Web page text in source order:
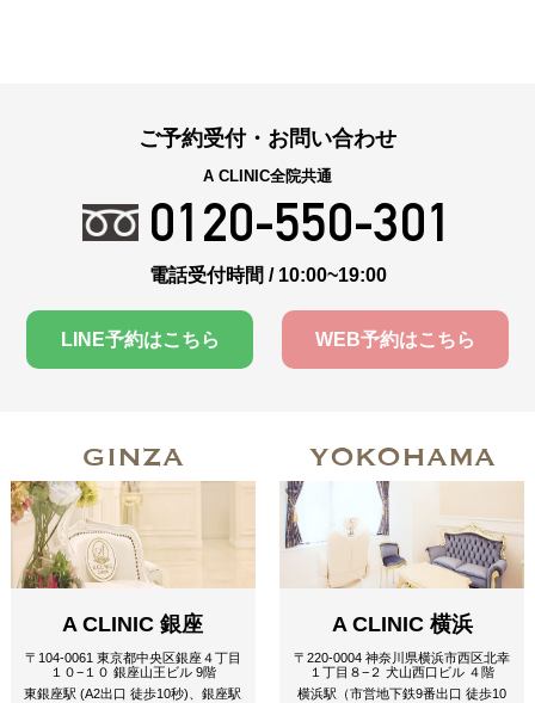
ご予約受付・お問い合わせ
A CLINIC全院共通
0120-550-301
電話受付時間 / 10:00~19:00
LINE予約はこちら WEB予約はこちら
GINZA
A CLINIC 銀座
〒104-0061 東京都中央区銀座４丁目
１０−１０ 銀座山王ビル 9階
東銀座駅 (A2出口 徒歩10秒)、銀座駅
YOKOHAMA
A CLINIC 横浜
〒220-0004 神奈川県横浜市西区北幸
１丁目８−２ 犬山西口ビル ４階
横浜駅（市営地下鉄9番出口 徒歩10